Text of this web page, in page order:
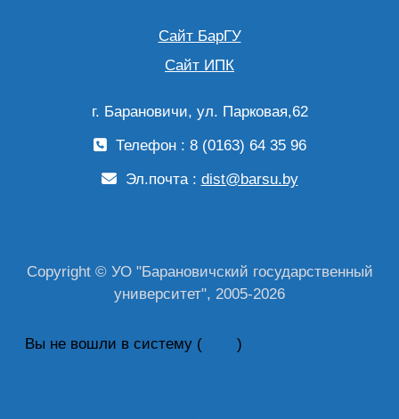
Сайт БарГУ
Сайт ИПК
г. Барановичи, ул. Парковая,62
Телефон : 8 (0163) 64 35 96
Эл.почта : dist@barsu.by
Copyright © УО "Барановичский государственный
университет", 2005-2026
Вы не вошли в систему (
)